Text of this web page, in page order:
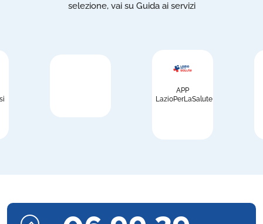
selezione, vai su Guida ai servizi
APP
LazioPerLaSalute